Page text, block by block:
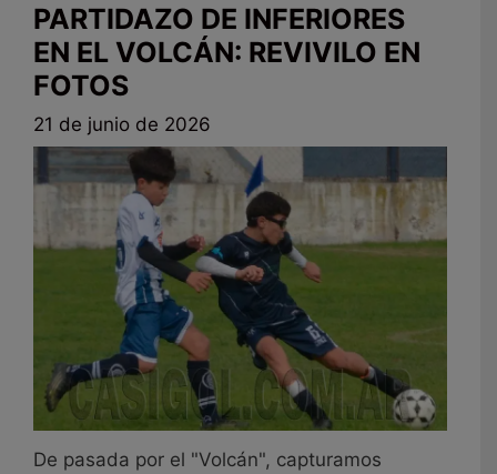
PARTIDAZO DE INFERIORES
EN EL VOLCÁN: REVIVILO EN
FOTOS
21 de junio de 2026
De pasada por el "Volcán", capturamos